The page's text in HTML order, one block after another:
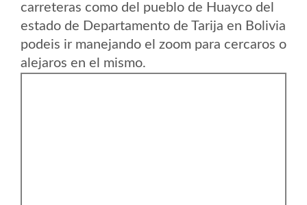
carreteras como del pueblo de Huayco del
estado de Departamento de Tarija en Bolivia
podeis ir manejando el zoom para cercaros o
alejaros en el mismo.